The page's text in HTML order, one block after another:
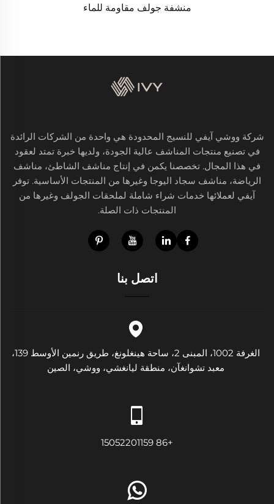
منشفة جولف مقاومة للماء
شركة ووشي آيفي للنسيج المحدودة هي واحدة من الشركات الرائدة
في تصنيع منتجات المناشف عالية الجودة، ولديها خبرة تمتد لعقود
في هذا المجال. تخصصنا يكمن في إنتاج مناشف الشاطئ، مناشف
الرياضة، مناشف سجاد اليوجا وغيرها من المنتجات الأساسية. توفر
آيفي لعملائها خدمات شراء شاملة لملحقات الجولف وغيرها من
المنتجات ذات الصلة.
اتصل بنا
الغرفة 1002، المبنى 2، ساحة هينغلونغ، طريق رنمين الأوسط 139،
معبد تشوانغآن، منطقة ليانغشي، ووشي، الصين
+86 15052201159